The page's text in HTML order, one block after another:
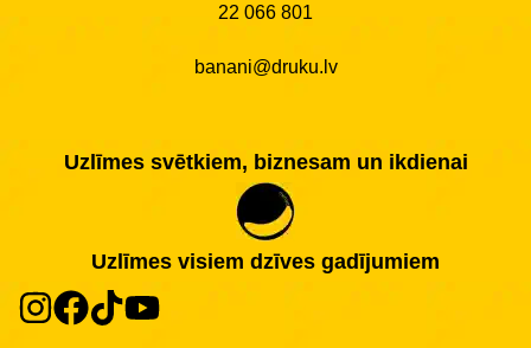
22 066 801
banani@druku.lv
Uzlīmes svētkiem, biznesam un ikdienai
Uzlīmes visiem dzīves gadījumiem